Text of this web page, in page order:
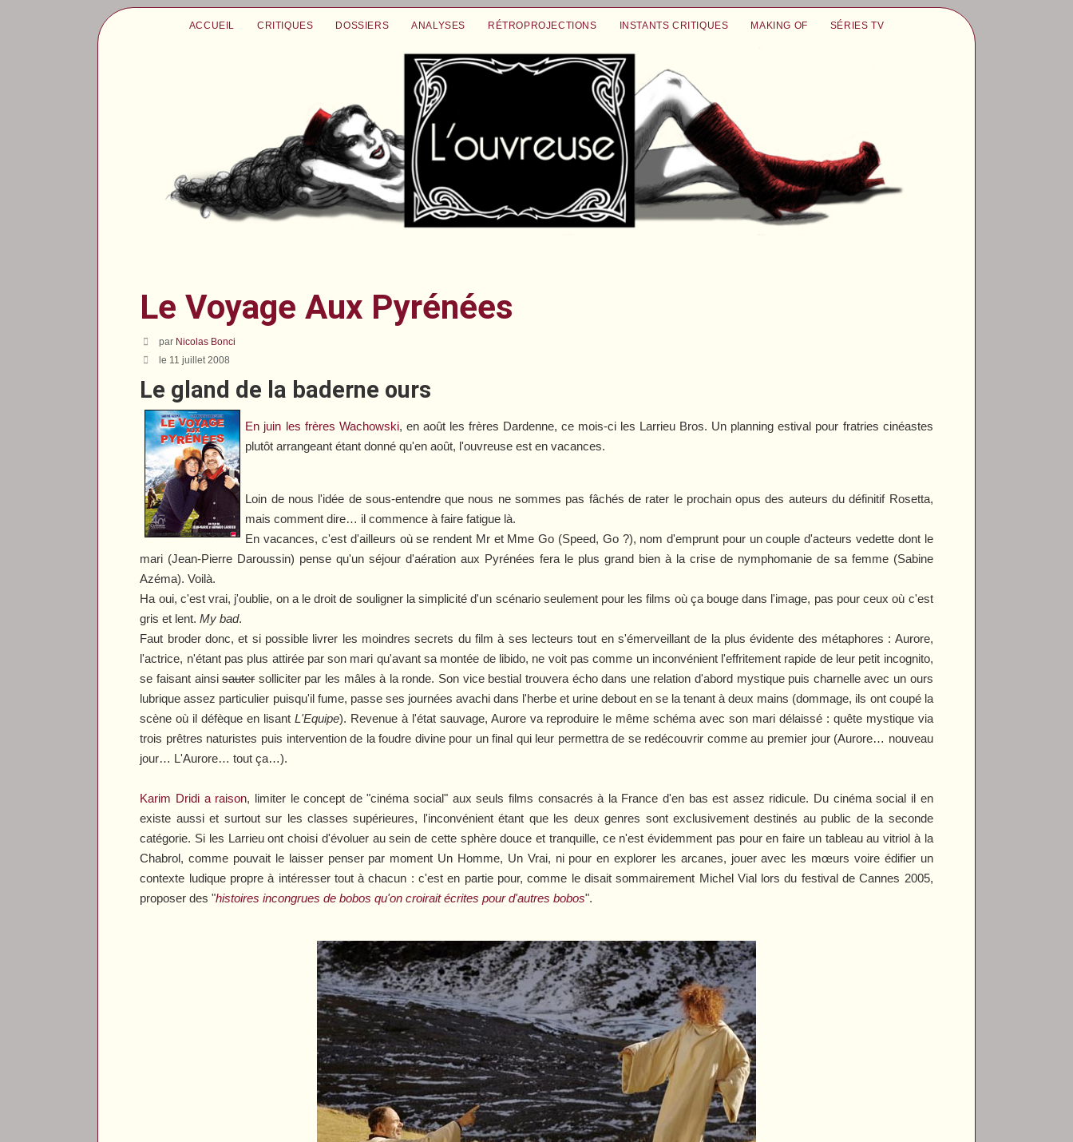
ACCUEIL CRITIQUES DOSSIERS ANALYSES RÉTROPROJECTIONS INSTANTS CRITIQUES MAKING OF SÉRIES TV
Le Voyage Aux Pyrénées
par Nicolas Bonci
le 11 juillet 2008
Le gland de la baderne ours
En juin les frères Wachowski, en août les frères Dardenne, ce mois-ci les Larrieu Bros. Un planning estival pour fratries cinéastes
plutôt arrangeant étant donné qu'en août, l'ouvreuse est en vacances.
Loin de nous l'idée de sous-entendre que nous ne sommes pas fâchés de rater le prochain opus des auteurs du définitif Rosetta,
mais comment dire… il commence à faire fatigue là.
En vacances, c'est d'ailleurs où se rendent Mr et Mme Go (Speed, Go ?), nom d'emprunt pour un couple d'acteurs vedette dont le
mari (Jean-Pierre Daroussin) pense qu'un séjour d'aération aux Pyrénées fera le plus grand bien à la crise de nymphomanie de sa femme (Sabine
Azéma). Voilà.
Ha oui, c'est vrai, j'oublie, on a le droit de souligner la simplicité d'un scénario seulement pour les films où ça bouge dans l'image, pas pour ceux où c'est
gris et lent.My bad.
Faut broder donc, et si possible livrer les moindres secrets du film à ses lecteurs tout en s'émerveillant de la plus évidente des métaphores : Aurore,
l'actrice, n'étant pas plus attirée par son mari qu'avant sa montée de libido, ne voit pas comme un inconvénient l'effritement rapide de leur petit incognito,
se faisant ainsisautersolliciter par les mâles à la ronde. Son vice bestial trouvera écho dans une relation d'abord mystique puis charnelle avec un ours
lubrique assez particulier puisqu'il fume, passe ses journées avachi dans l'herbe et urine debout en se la tenant à deux mains (dommage, ils ont coupé la
scène où il défèque en lisant L'Equipe). Revenue à l'état sauvage, Aurore va reproduire le même schéma avec son mari délaissé : quête mystique via
trois prêtres naturistes puis intervention de la foudre divine pour un final qui leur permettra de se redécouvrir comme au premier jour (Aurore… nouveau
jour… L'Aurore… tout ça…).
Karim Dridi a raison, limiter le concept de "cinéma social" aux seuls films consacrés à la France d'en bas est assez ridicule. Du cinéma social il en
existe aussi et surtout sur les classes supérieures, l'inconvénient étant que les deux genres sont exclusivement destinés au public de la seconde
catégorie. Si les Larrieu ont choisi d'évoluer au sein de cette sphère douce et tranquille, ce n'est évidemment pas pour en faire un tableau au vitriol à la
Chabrol, comme pouvait le laisser penser par moment Un Homme, Un Vrai, ni pour en explorer les arcanes, jouer avec les mœurs voire édifier un
contexte ludique propre à intéresser tout à chacun : c'est en partie pour, comme le disait sommairement Michel Vial lors du festival de Cannes 2005,
proposer des "histoires incongrues de bobos qu'on croirait écrites pour d'autres bobos".